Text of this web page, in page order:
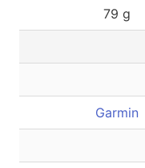
79 g
Garmin